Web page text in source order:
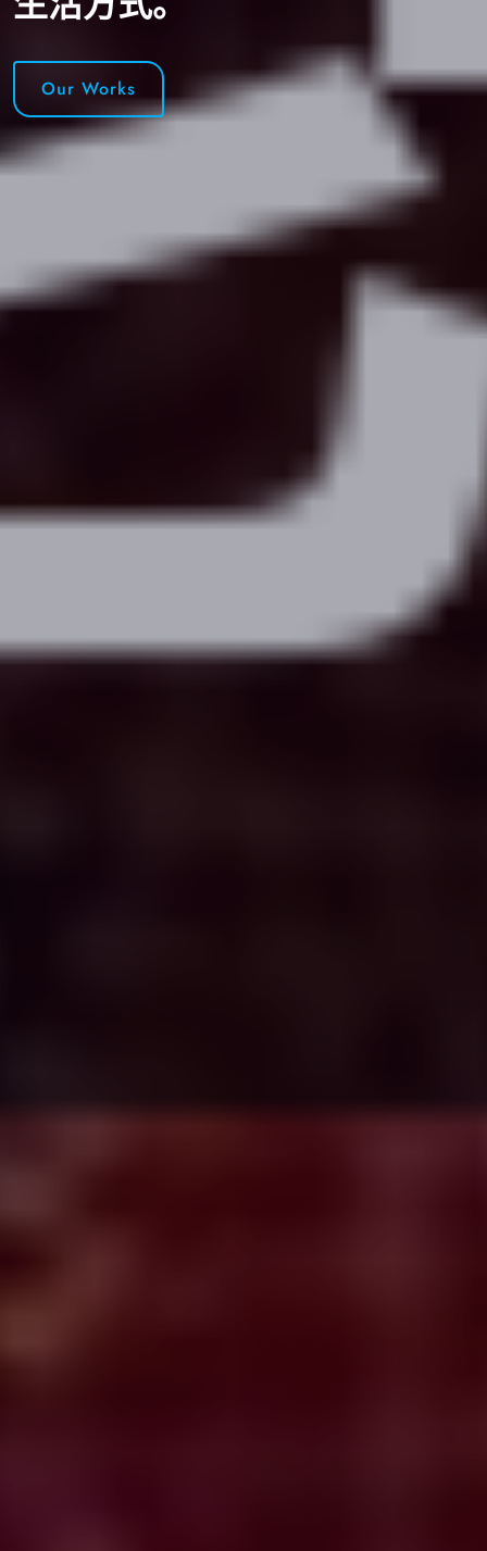
Our News